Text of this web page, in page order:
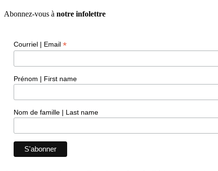
Abonnez-vous à notre infolettre
Courriel | Email *
Prénom | First name
Nom de famille | Last name